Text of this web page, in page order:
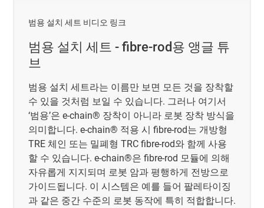
범용 설치 세트 비디오 링크
범용 설치 세트 - fibre-rod용 앵글 튜
브
범용 설치 세트라는 이름만 보면 모든 것을 장착할
수 있을 것처럼 보일 수 있습니다. 그러나 여기서
‘범용’은 e-chain® 장착이 아니라 로봇 장착 방식을
의미합니다. e-chain® 적용 시 fibre-rod는 개방형
TRE 체인 또는 밀폐형 TRC fibre-rod와 함께 사용
할 수 있습니다. e-chain®은 fibre-rod 모듈에 의해
자유롭게 지지되며 로봇 암과 평행하게 전방으로
가이드됩니다. 이 시스템은 예를 들어 팔레타이징
과 같은 중간 수준의 로봇 동작에 특히 적합합니다.